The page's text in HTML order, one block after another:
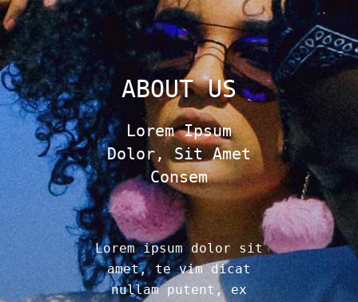
ABOUT US
Lorem Ipsum
Dolor, Sit Amet
Consem
Lorem ipsum dolor sit
amet, te vim dicat
nullam putent, ex